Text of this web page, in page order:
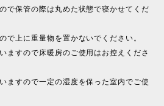
で保管の際は丸めた状態で寝かせてくだ
で上に重量物を置かないでください。
ますので床暖房のご使用はお控えくださ
ますので一定の湿度を保った室内でご使